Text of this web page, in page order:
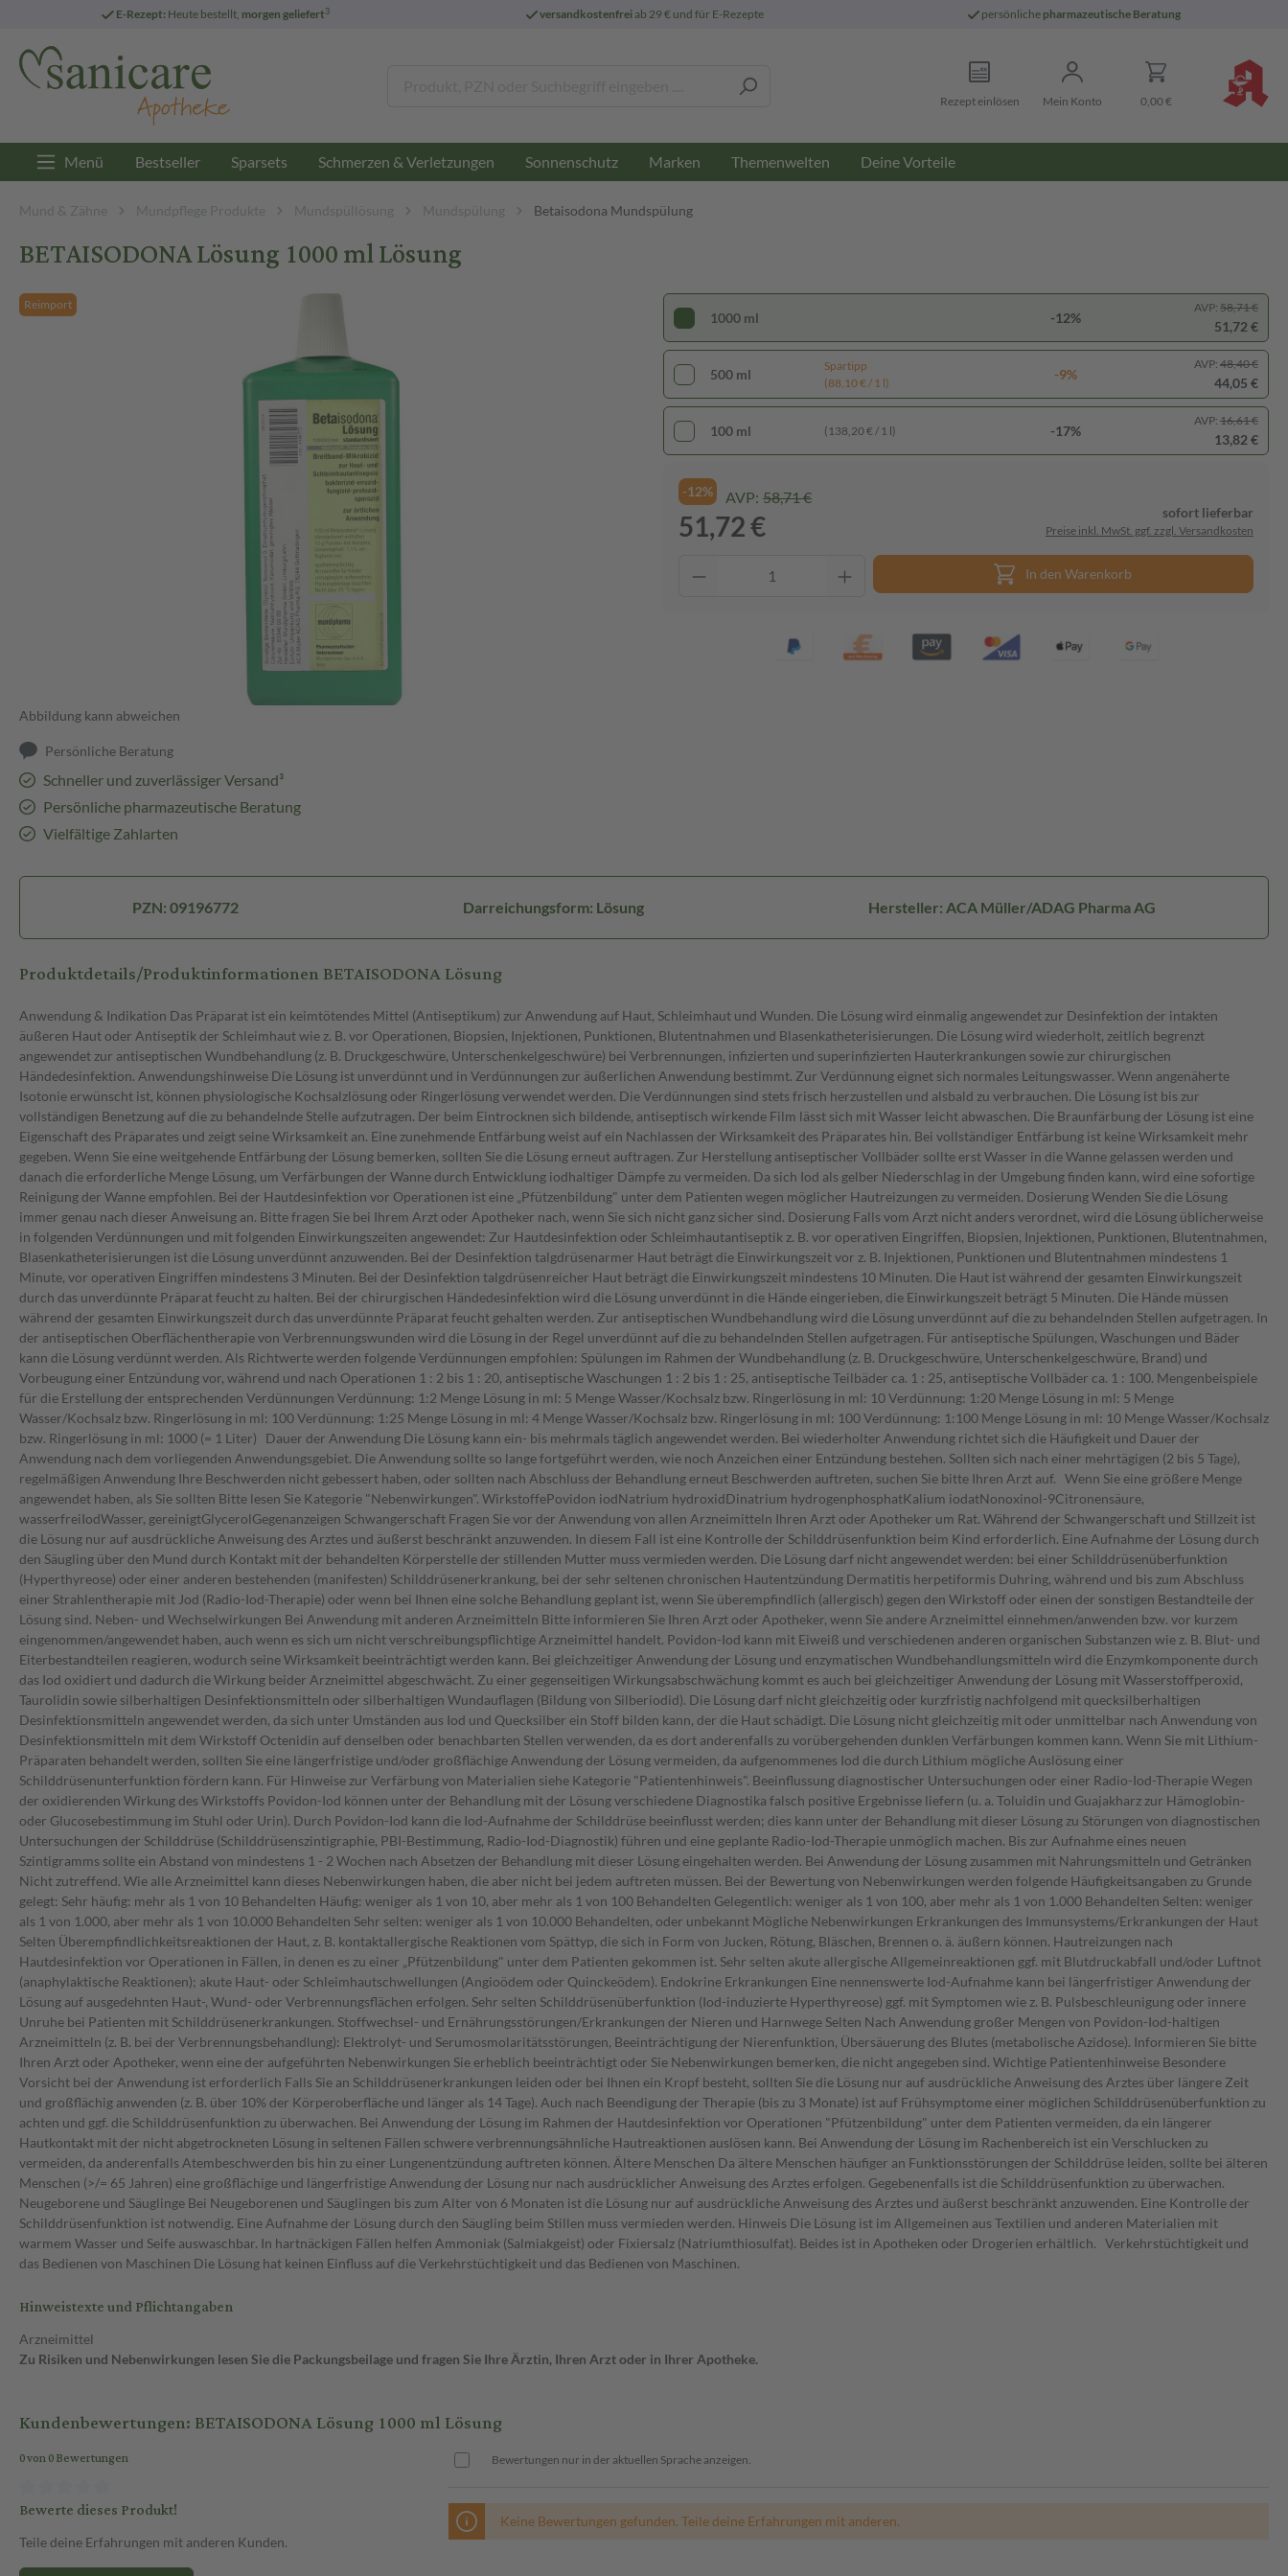
E-Rezept: Heute bestellt, morgen geliefert3 versandkostenfreiab 29 € und für E-Rezepte persönliche pharmazeutische Beratung
Rezept einlösen Mein Konto 0,00 €
Menü Bestseller Sparsets Schmerzen & Verletzungen Sonnenschutz Marken Themenwelten Deine Vorteile
Mund & Zähne Mundpflege Produkte Mundspüllösung Mundspülung Betaisodona Mundspülung
BETAISODONA Lösung 1000 ml Lösung
Reimport
Abbildung kann abweichen
Persönliche Beratung
Schneller und zuverlässiger Versand³
Persönliche pharmazeutische Beratung
Vielfältige Zahlarten
1000 ml -12%
AVP: 58,71 €
51,72 €
500 ml
Spartipp
(88,10 € / 1 l)
-9%
AVP: 48,40 €
44,05 €
100 ml (138,20 € / 1 l) -17%
AVP: 16,61 €
13,82 €
-12% AVP: 58,71 €
51,72 € sofort lieferbar
Preise inkl. MwSt. ggf. zzgl. Versandkosten
In den Warenkorb
PZN: 09196772 Darreichungsform: Lösung Hersteller: ACA Müller/ADAG Pharma AG
Produktdetails/Produktinformationen BETAISODONA Lösung
Anwendung & Indikation Das Präparat ist ein keimtötendes Mittel (Antiseptikum) zur Anwendung auf Haut, Schleimhaut und Wunden. Die Lösung wird einmalig angewendet zur Desinfektion der intakten äußeren Haut oder Antiseptik der Schleimhaut wie z. B. vor Operationen, Biopsien, Injektionen, Punktionen, Blutentnahmen und Blasenkatheterisierungen. Die Lösung wird wiederholt, zeitlich begrenzt angewendet zur antiseptischen Wundbehandlung (z. B. Druckgeschwüre, Unterschenkelgeschwüre) bei Verbrennungen, infizierten und superinfizierten Hauterkrankungen sowie zur chirurgischen Händedesinfektion. Anwendungshinweise Die Lösung ist unverdünnt und in Verdünnungen zur äußerlichen Anwendung bestimmt. Zur Verdünnung eignet sich normales Leitungswasser. Wenn angenäherte Isotonie erwünscht ist, können physiologische Kochsalzlösung oder Ringerlösung verwendet werden. Die Verdünnungen sind stets frisch herzustellen und alsbald zu verbrauchen. Die Lösung ist bis zur vollständigen Benetzung auf die zu behandelnde Stelle aufzutragen. Der beim Eintrocknen sich bildende, antiseptisch wirkende Film lässt sich mit Wasser leicht abwaschen. Die Braunfärbung der Lösung ist eine Eigenschaft des Präparates und zeigt seine Wirksamkeit an. Eine zunehmende Entfärbung weist auf ein Nachlassen der Wirksamkeit des Präparates hin. Bei vollständiger Entfärbung ist keine Wirksamkeit mehr gegeben. Wenn Sie eine weitgehende Entfärbung der Lösung bemerken, sollten Sie die Lösung erneut auftragen. Zur Herstellung antiseptischer Vollbäder sollte erst Wasser in die Wanne gelassen werden und danach die erforderliche Menge Lösung, um Verfärbungen der Wanne durch Entwicklung iodhaltiger Dämpfe zu vermeiden. Da sich Iod als gelber Niederschlag in der Umgebung finden kann, wird eine sofortige Reinigung der Wanne empfohlen. Bei der Hautdesinfektion vor Operationen ist eine „Pfützenbildung" unter dem Patienten wegen möglicher Hautreizungen zu vermeiden. Dosierung Wenden Sie die Lösung immer genau nach dieser Anweisung an. Bitte fragen Sie bei Ihrem Arzt oder Apotheker nach, wenn Sie sich nicht ganz sicher sind. Dosierung Falls vom Arzt nicht anders verordnet, wird die Lösung üblicherweise in folgenden Verdünnungen und mit folgenden Einwirkungszeiten angewendet: Zur Hautdesinfektion oder Schleimhautantiseptik z. B. vor operativen Eingriffen, Biopsien, Injektionen, Punktionen, Blutentnahmen, Blasenkatheterisierungen ist die Lösung unverdünnt anzuwenden. Bei der Desinfektion talgdrüsenarmer Haut beträgt die Einwirkungszeit vor z. B. Injektionen, Punktionen und Blutentnahmen mindestens 1 Minute, vor operativen Eingriffen mindestens 3 Minuten. Bei der Desinfektion talgdrüsenreicher Haut beträgt die Einwirkungszeit mindestens 10 Minuten. Die Haut ist während der gesamten Einwirkungszeit durch das unverdünnte Präparat feucht zu halten. Bei der chirurgischen Händedesinfektion wird die Lösung unverdünnt in die Hände eingerieben, die Einwirkungszeit beträgt 5 Minuten. Die Hände müssen während der gesamten Einwirkungszeit durch das unverdünnte Präparat feucht gehalten werden. Zur antiseptischen Wundbehandlung wird die Lösung unverdünnt auf die zu behandelnden Stellen aufgetragen. In der antiseptischen Oberflächentherapie von Verbrennungswunden wird die Lösung in der Regel unverdünnt auf die zu behandelnden Stellen aufgetragen. Für antiseptische Spülungen, Waschungen und Bäder kann die Lösung verdünnt werden. Als Richtwerte werden folgende Verdünnungen empfohlen: Spülungen im Rahmen der Wundbehandlung (z. B. Druckgeschwüre, Unterschenkelgeschwüre, Brand) und Vorbeugung einer Entzündung vor, während und nach Operationen 1 : 2 bis 1 : 20, antiseptische Waschungen 1 : 2 bis 1 : 25, antiseptische Teilbäder ca. 1 : 25, antiseptische Vollbäder ca. 1 : 100. Mengenbeispiele für die Erstellung der entsprechenden Verdünnungen Verdünnung: 1:2 Menge Lösung in ml: 5 Menge Wasser/Kochsalz bzw. Ringerlösung in ml: 10 Verdünnung: 1:20 Menge Lösung in ml: 5 Menge Wasser/Kochsalz bzw. Ringerlösung in ml: 100 Verdünnung: 1:25 Menge Lösung in ml: 4 Menge Wasser/Kochsalz bzw. Ringerlösung in ml: 100 Verdünnung: 1:100 Menge Lösung in ml: 10 Menge Wasser/Kochsalz bzw. Ringerlösung in ml: 1000 (= 1 Liter) Dauer der Anwendung Die Lösung kann ein- bis mehrmals täglich angewendet werden. Bei wiederholter Anwendung richtet sich die Häufigkeit und Dauer der Anwendung nach dem vorliegenden Anwendungsgebiet. Die Anwendung sollte so lange fortgeführt werden, wie noch Anzeichen einer Entzündung bestehen. Sollten sich nach einer mehrtägigen (2 bis 5 Tage), regelmäßigen Anwendung Ihre Beschwerden nicht gebessert haben, oder sollten nach Abschluss der Behandlung erneut Beschwerden auftreten, suchen Sie bitte Ihren Arzt auf. Wenn Sie eine größere Menge angewendet haben, als Sie sollten Bitte lesen Sie Kategorie "Nebenwirkungen". WirkstoffePovidon iodNatrium hydroxidDinatrium hydrogenphosphatKalium iodatNonoxinol-9Citronensäure, wasserfreiIodWasser, gereinigtGlycerolGegenanzeigen Schwangerschaft Fragen Sie vor der Anwendung von allen Arzneimitteln Ihren Arzt oder Apotheker um Rat. Während der Schwangerschaft und Stillzeit ist die Lösung nur auf ausdrückliche Anweisung des Arztes und äußerst beschränkt anzuwenden. In diesem Fall ist eine Kontrolle der Schilddrüsenfunktion beim Kind erforderlich. Eine Aufnahme der Lösung durch den Säugling über den Mund durch Kontakt mit der behandelten Körperstelle der stillenden Mutter muss vermieden werden. Die Lösung darf nicht angewendet werden: bei einer Schilddrüsenüberfunktion (Hyperthyreose) oder einer anderen bestehenden (manifesten) Schilddrüsenerkrankung, bei der sehr seltenen chronischen Hautentzündung Dermatitis herpetiformis Duhring, während und bis zum Abschluss einer Strahlentherapie mit Jod (Radio-Iod-Therapie) oder wenn bei Ihnen eine solche Behandlung geplant ist, wenn Sie überempfindlich (allergisch) gegen den Wirkstoff oder einen der sonstigen Bestandteile der Lösung sind. Neben- und Wechselwirkungen Bei Anwendung mit anderen Arzneimitteln Bitte informieren Sie Ihren Arzt oder Apotheker, wenn Sie andere Arzneimittel einnehmen/anwenden bzw. vor kurzem eingenommen/angewendet haben, auch wenn es sich um nicht verschreibungspflichtige Arzneimittel handelt. Povidon-Iod kann mit Eiweiß und verschiedenen anderen organischen Substanzen wie z. B. Blut- und Eiterbestandteilen reagieren, wodurch seine Wirksamkeit beeinträchtigt werden kann. Bei gleichzeitiger Anwendung der Lösung und enzymatischen Wundbehandlungsmitteln wird die Enzymkomponente durch das Iod oxidiert und dadurch die Wirkung beider Arzneimittel abgeschwächt. Zu einer gegenseitigen Wirkungsabschwächung kommt es auch bei gleichzeitiger Anwendung der Lösung mit Wasserstoffperoxid, Taurolidin sowie silberhaltigen Desinfektionsmitteln oder silberhaltigen Wundauflagen (Bildung von Silberiodid). Die Lösung darf nicht gleichzeitig oder kurzfristig nachfolgend mit quecksilberhaltigen Desinfektionsmitteln angewendet werden, da sich unter Umständen aus Iod und Quecksilber ein Stoff bilden kann, der die Haut schädigt. Die Lösung nicht gleichzeitig mit oder unmittelbar nach Anwendung von Desinfektionsmitteln mit dem Wirkstoff Octenidin auf denselben oder benachbarten Stellen verwenden, da es dort anderenfalls zu vorübergehenden dunklen Verfärbungen kommen kann. Wenn Sie mit Lithium-Präparaten behandelt werden, sollten Sie eine längerfristige und/oder großflächige Anwendung der Lösung vermeiden, da aufgenommenes Iod die durch Lithium mögliche Auslösung einer Schilddrüsenunterfunktion fördern kann. Für Hinweise zur Verfärbung von Materialien siehe Kategorie "Patientenhinweis". Beeinflussung diagnostischer Untersuchungen oder einer Radio-Iod-Therapie Wegen der oxidierenden Wirkung des Wirkstoffs Povidon-Iod können unter der Behandlung mit der Lösung verschiedene Diagnostika falsch positive Ergebnisse liefern (u. a. Toluidin und Guajakharz zur Hämoglobin- oder Glucosebestimmung im Stuhl oder Urin). Durch Povidon-Iod kann die Iod-Aufnahme der Schilddrüse beeinflusst werden; dies kann unter der Behandlung mit dieser Lösung zu Störungen von diagnostischen Untersuchungen der Schilddrüse (Schilddrüsenszintigraphie, PBI-Bestimmung, Radio-Iod-Diagnostik) führen und eine geplante Radio-Iod-Therapie unmöglich machen. Bis zur Aufnahme eines neuen Szintigramms sollte ein Abstand von mindestens 1 - 2 Wochen nach Absetzen der Behandlung mit dieser Lösung eingehalten werden. Bei Anwendung der Lösung zusammen mit Nahrungsmitteln und Getränken Nicht zutreffend. Wie alle Arzneimittel kann dieses Nebenwirkungen haben, die aber nicht bei jedem auftreten müssen. Bei der Bewertung von Nebenwirkungen werden folgende Häufigkeitsangaben zu Grunde gelegt: Sehr häufig: mehr als 1 von 10 Behandelten Häufig: weniger als 1 von 10, aber mehr als 1 von 100 Behandelten Gelegentlich: weniger als 1 von 100, aber mehr als 1 von 1.000 Behandelten Selten: weniger als 1 von 1.000, aber mehr als 1 von 10.000 Behandelten Sehr selten: weniger als 1 von 10.000 Behandelten, oder unbekannt Mögliche Nebenwirkungen Erkrankungen des Immunsystems/Erkrankungen der Haut Selten Überempfindlichkeitsreaktionen der Haut, z. B. kontaktallergische Reaktionen vom Spättyp, die sich in Form von Jucken, Rötung, Bläschen, Brennen o. ä. äußern können. Hautreizungen nach Hautdesinfektion vor Operationen in Fällen, in denen es zu einer „Pfützenbildung" unter dem Patienten gekommen ist. Sehr selten akute allergische Allgemeinreaktionen ggf. mit Blutdruckabfall und/oder Luftnot (anaphylaktische Reaktionen); akute Haut- oder Schleimhautschwellungen (Angioödem oder Quinckeödem). Endokrine Erkrankungen Eine nennenswerte Iod-Aufnahme kann bei längerfristiger Anwendung der Lösung auf ausgedehnten Haut-, Wund- oder Verbrennungsflächen erfolgen. Sehr selten Schilddrüsenüberfunktion (Iod-induzierte Hyperthyreose) ggf. mit Symptomen wie z. B. Pulsbeschleunigung oder innere Unruhe bei Patie
Hinweistexte und Pflichtangaben
Arzneimittel
Zu Risiken und Nebenwirkungen lesen Sie die Packungsbeilage und fragen Sie Ihre Ärztin, Ihren Arzt oder in Ihrer Apotheke.
Kundenbewertungen: BETAISODONA Lösung 1000 ml Lösung
0 von 0 Bewertungen
Bewerte dieses Produkt!
Teile deine Erfahrungen mit anderen Kunden.
Bewertungen nur in der aktuellen Sprache anzeigen.
Keine Bewertungen gefunden. Teile deine Erfahrungen mit anderen.